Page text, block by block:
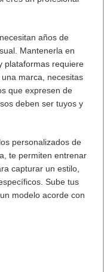
años de
Mantenerla en
plataformas requiere
marca, necesitas
que expresen de
deben ser tuyos y
personalizados de
te permiten entrenar
capturar un estilo,
Sube tus
modelo acorde con